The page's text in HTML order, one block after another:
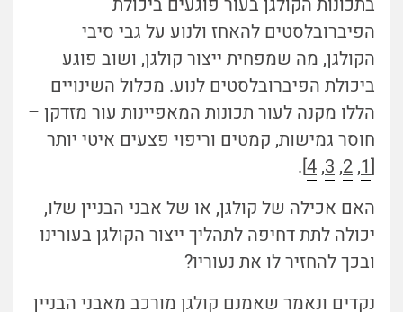
הפיברובלסטים להאחז ולנוע על גבי סיבי
הקולגן, מה שמפחית ייצור קולגן, ושוב פוגע
ביכולת הפיברובלסטים לנוע. מכלול השינויים
הללו מקנה לעור תכונות המאפיינות עור מזדקן –
חוסר גמישות, קמטים וריפוי פצעים איטי יותר
[
1
,
2
,
3
,
4
].
האם אכילה של קולגן, או של אבני הבניין שלו,
יכולה לתת דחיפה לתהליך ייצור הקולגן בעורינו
ובכך להחזיר לו את נעוריו?
נקדים ונאמר שאמנם קולגן מורכב מאבני הבניין